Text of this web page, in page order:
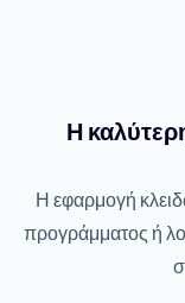
Η
Η εφαρμογή
προγράμματος ή